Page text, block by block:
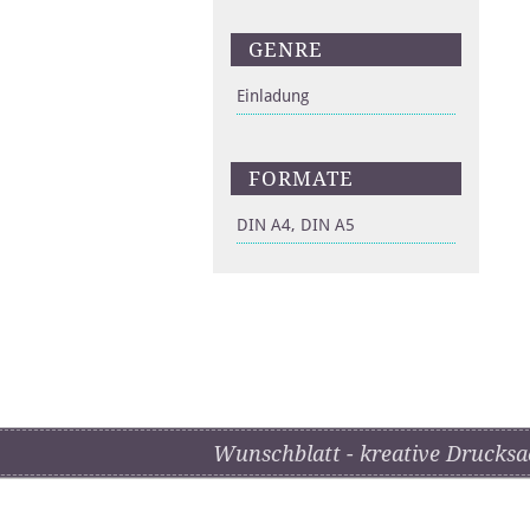
GENRE
Einladung
FORMATE
DIN A4, DIN A5
Wunschblatt - kreative